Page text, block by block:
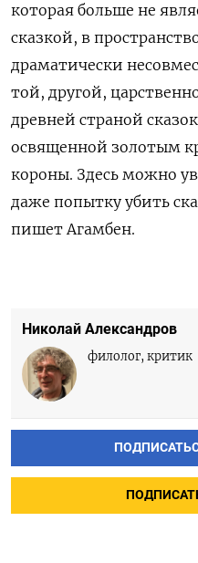
которая больше не
сказкой, в
драматически
той, другой,
древней страной
освященной золотым
короны. Здесь можно
даже попытку убить
пишет Агамбен.
Николай Александров
филолог, критик